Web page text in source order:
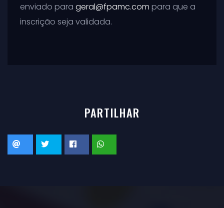
enviado para geral@fpamc.com para que a
inscrição seja validada.
PARTILHAR